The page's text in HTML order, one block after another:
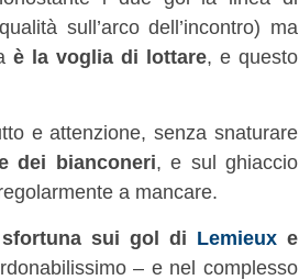
sull’arco dell’incontro) ma
è la voglia di lottare, e questo
e attenzione, senza snaturare
dei bianconeri, e sul ghiaccio
a mancare.
sui gol di Lemieux e
– e nel complesso